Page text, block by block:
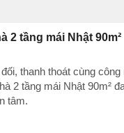
2 tầng mái Nhật
thanh thoát cùng
2 tầng mái Nhật 90m²
tâm.